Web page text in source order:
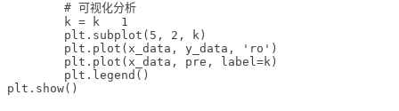
        # 可视化分析
        k = k   1
        plt.subplot(5, 2, k)
        plt.plot(x_data, y_data, 'ro')
        plt.plot(x_data, pre, label=k)
        plt.legend()